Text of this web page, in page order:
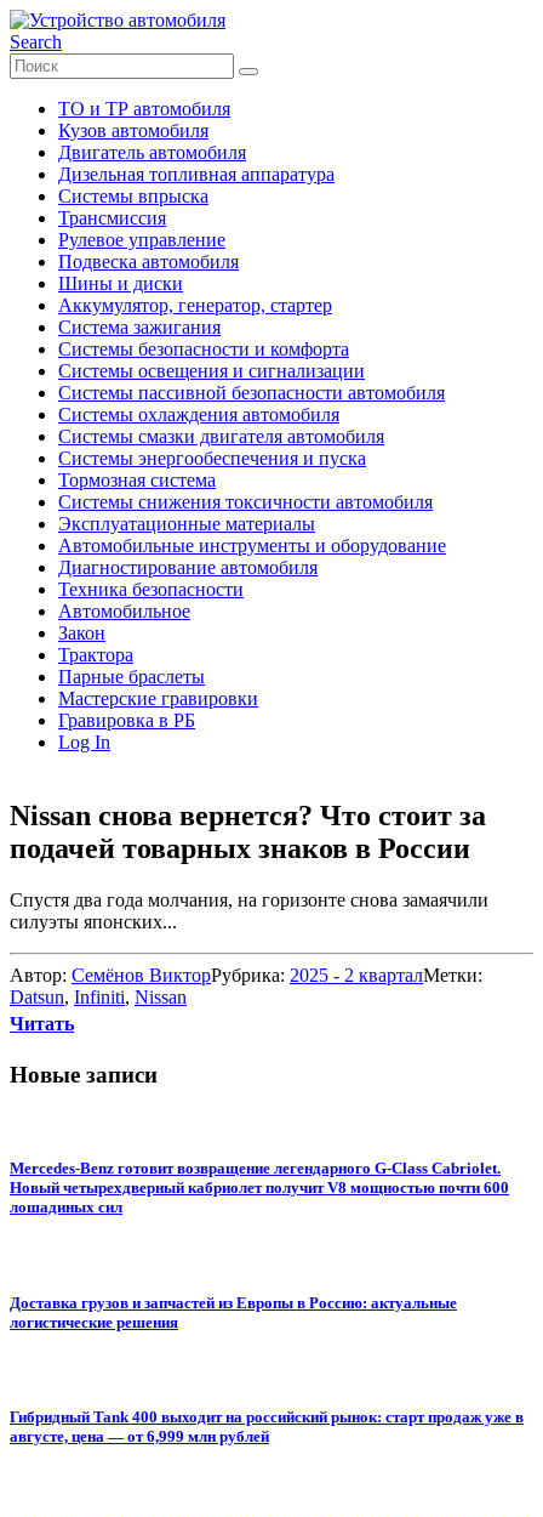
Search
ТО и ТР автомобиля
Кузов автомобиля
Двигатель автомобиля
Дизельная топливная аппаратура
Системы впрыска
Трансмиссия
Рулевое управление
Подвеска автомобиля
Шины и диски
Аккумулятор, генератор, стартер
Система зажигания
Системы безопасности и комфорта
Системы освещения и сигнализации
Системы пассивной безопасности автомобиля
Системы охлаждения автомобиля
Системы смазки двигателя автомобиля
Системы энергообеспечения и пуска
Тормозная система
Системы снижения токсичности автомобиля
Эксплуатационные материалы
Автомобильные инструменты и оборудование
Диагностирование автомобиля
Техника безопасности
Автомобильное
Закон
Трактора
Парные браслеты
Мастерские гравировки
Гравировка в РБ
Log In
Nissan снова вернется? Что стоит за
подачей товарных знаков в России
Спустя два года молчания, на горизонте снова замаячили
силуэты японских...
Автор: Семёнов ВикторРубрика: 2025 - 2 кварталМетки:
Datsun, Infiniti, Nissan
Читать
Новые записи
Mercedes-Benz готовит возвращение легендарного G-Class Cabriolet.
Новый четырехдверный кабриолет получит V8 мощностью почти 600
лошадиных сил
Доставка грузов и запчастей из Европы в Россию: актуальные
логистические решения
Гибридный Tank 400 выходит на российский рынок: старт продаж уже в
августе, цена — от 6,999 млн рублей